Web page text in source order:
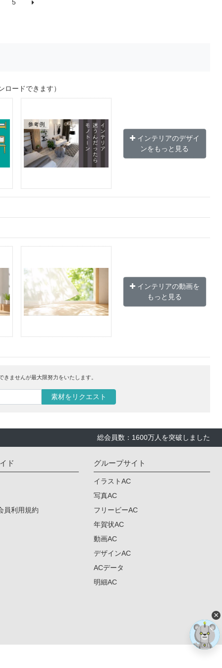
5
ロードできます）
インテリアのデザイ
ンをもっと見る
インテリアの動画を
もっと見る
きませんが最大限努力をいたします。
素材をリクエスト
総会員数：1600万人を突破しました
ド
員利用規約
グループサイト
イラストAC
写真AC
フリービーAC
年賀状AC
動画AC
デザインAC
ACデータ
明細AC
×